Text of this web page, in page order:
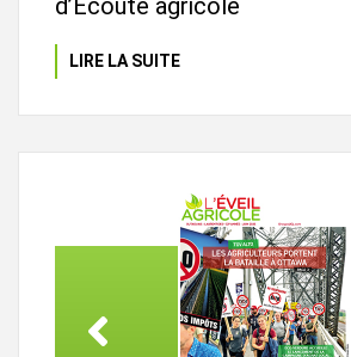
LIRE LA SUITE